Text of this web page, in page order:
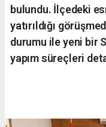
bulundu. İlçedeki
yatırıldığı
durumu ile yeni bir
yapım süreçleri